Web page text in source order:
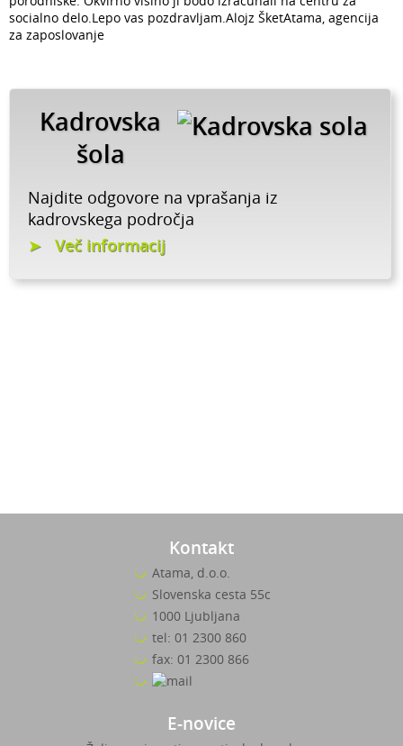
socialno delo.Lepo vas pozdravljam.Alojz ŠketAtama, agencija
za zaposlovanje
Kadrovska
šola
Najdite odgovore na vprašanja iz
kadrovskega področja
Več informacij
Kontakt
Atama, d.o.o.
Slovenska cesta 55c
1000 Ljubljana
tel: 01 2300 860
fax: 01 2300 866
E-novice